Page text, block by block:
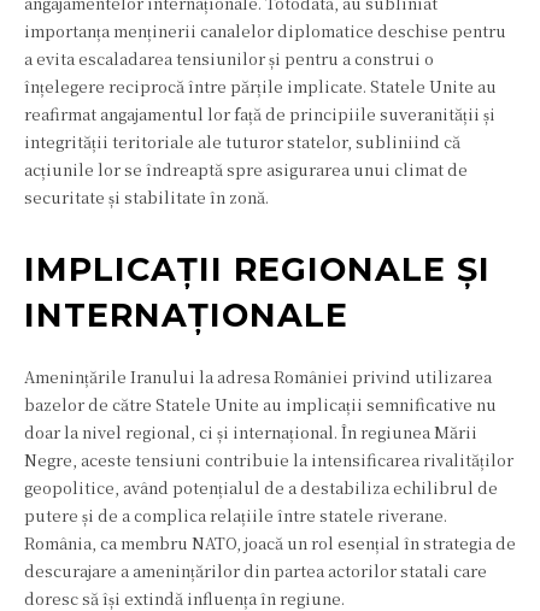
importanța menținerii canalelor diplomatice deschise pentru
a evita escaladarea tensiunilor și pentru a construi o
înțelegere reciprocă între părțile implicate. Statele Unite au
reafirmat angajamentul lor față de principiile suveranității și
integrității teritoriale ale tuturor statelor, subliniind că
acțiunile lor se îndreaptă spre asigurarea unui climat de
securitate și stabilitate în zonă.
IMPLICAȚII REGIONALE ȘI
INTERNAȚIONALE
Amenințările Iranului la adresa României privind utilizarea
bazelor de către Statele Unite au implicații semnificative nu
doar la nivel regional, ci și internațional. În regiunea Mării
Negre, aceste tensiuni contribuie la intensificarea rivalităților
geopolitice, având potențialul de a destabiliza echilibrul de
putere și de a complica relațiile între statele riverane.
România, ca membru NATO, joacă un rol esențial în strategia de
descurajare a amenințărilor din partea actorilor statali care
doresc să își extindă influența în regiune.